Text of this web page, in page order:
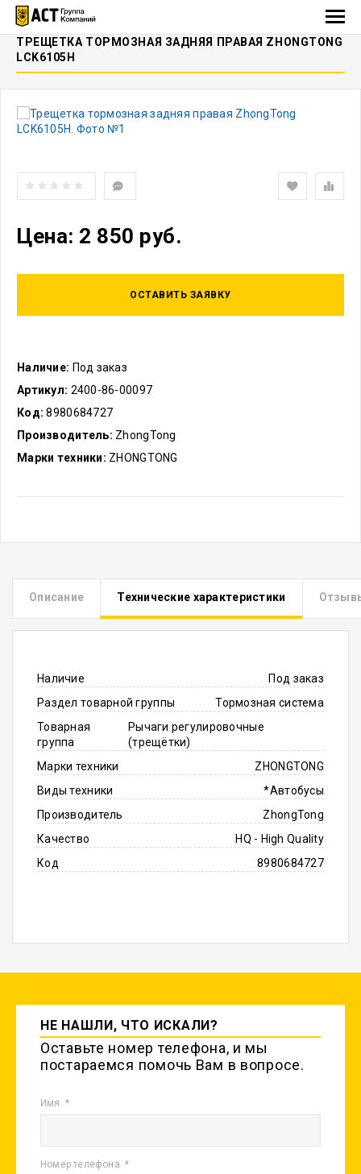
ТРЕЩЕТКА ТОРМОЗНАЯ ЗАДНЯЯ ПРАВАЯ ZHONGTONG
LCK6105H
Наличие: Под заказ
Артикул: 2400-86-00097
Код: 8980684727
Производитель: ZhongTong
Марки техники: ZHONGTONG
Цена: 2 850 руб.
ОСТАВИТЬ ЗАЯВКУ
Описание Технические характеристики
Наличие
Под заказ
Раздел товарной группы
Тормозная система
Товарная
группа
Рычаги регулировочные
(трещётки)
Марки техники
ZHONGTONG
Виды техники
*Автобусы
Производитель
ZhongTong
Качество
HQ - High Quality
Код
8980684727
НЕ НАШЛИ, ЧТО ИСКАЛИ?
Оставьте номер телефона, и мы
постараемся помочь Вам в вопросе.
Имя
Номер телефона